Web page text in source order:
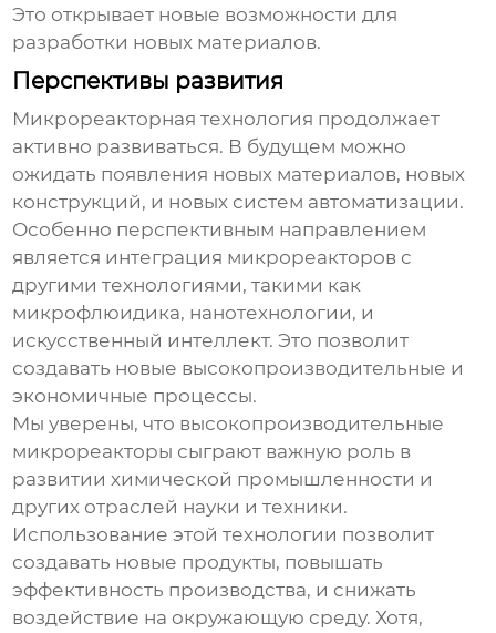
Это открывает новые возможности для
разработки новых материалов.
Перспективы развития
Микрореакторная технология продолжает
активно развиваться. В будущем можно
ожидать появления новых материалов, новых
конструкций, и новых систем автоматизации.
Особенно перспективным направлением
является интеграция микрореакторов с
другими технологиями, такими как
микрофлюидика, нанотехнологии, и
искусственный интеллект. Это позволит
создавать новые высокопроизводительные и
экономичные процессы.
Мы уверены, что высокопроизводительные
микрореакторы сыграют важную роль в
развитии химической промышленности и
других отраслей науки и техники.
Использование этой технологии позволит
создавать новые продукты, повышать
эффективность производства, и снижать
воздействие на окружающую среду. Хотя,